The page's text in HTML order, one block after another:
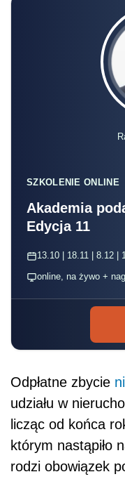
SZKOLENIE ONLINE
Akademia
Edycja 11
13.10 | 18.11 | 8.12 |
online, na żywo +
Odpłatne zbycie
udziału w
licząc od końca
którym nastąpiło
rodzi obowiązek